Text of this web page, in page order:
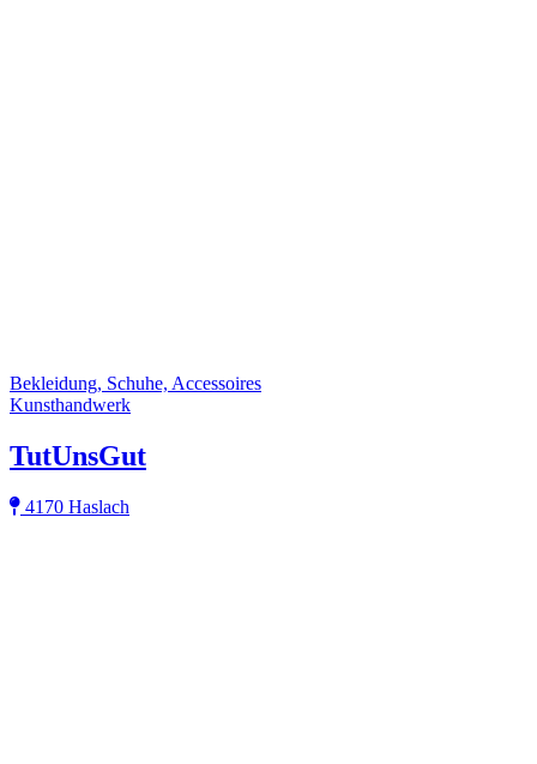
Bekleidung, Schuhe, Accessoires
Kunsthandwerk
TutUnsGut
4170 Haslach